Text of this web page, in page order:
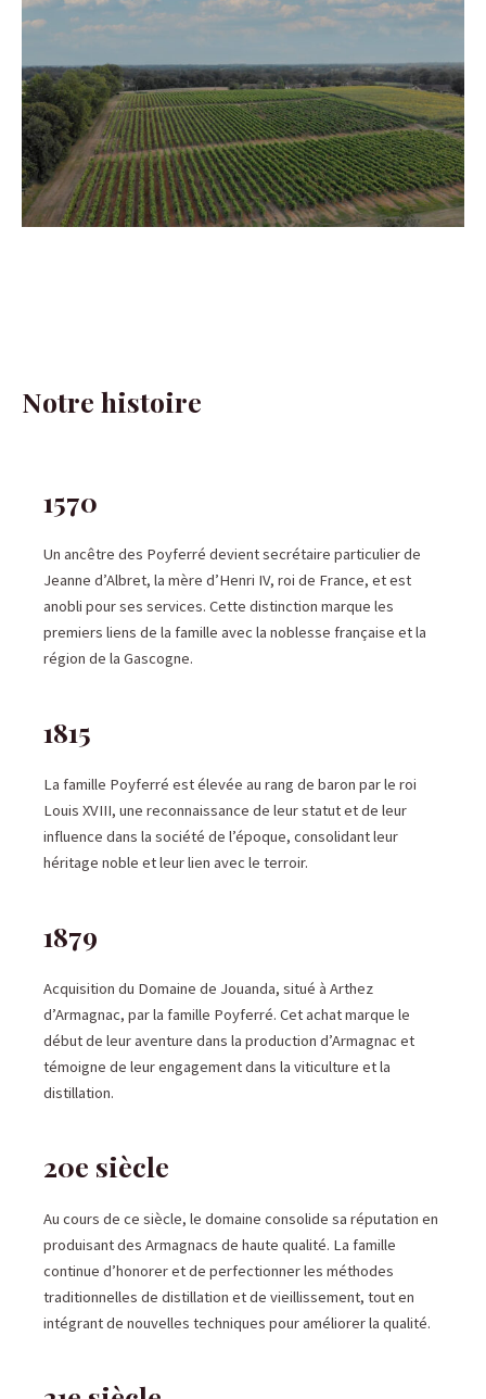
Notre histoire
1570
Un ancêtre des Poyferré devient secrétaire particulier de
Jeanne d’Albret, la mère d’Henri IV, roi de France, et est
anobli pour ses services. Cette distinction marque les
premiers liens de la famille avec la noblesse française et la
région de la Gascogne.
1815
La famille Poyferré est élevée au rang de baron par le roi
Louis XVIII, une reconnaissance de leur statut et de leur
influence dans la société de l’époque, consolidant leur
héritage noble et leur lien avec le terroir.
1879
Acquisition du Domaine de Jouanda, situé à Arthez
d’Armagnac, par la famille Poyferré. Cet achat marque le
début de leur aventure dans la production d’Armagnac et
témoigne de leur engagement dans la viticulture et la
distillation.
20e siècle
Au cours de ce siècle, le domaine consolide sa réputation en
produisant des Armagnacs de haute qualité. La famille
continue d’honorer et de perfectionner les méthodes
traditionnelles de distillation et de vieillissement, tout en
intégrant de nouvelles techniques pour améliorer la qualité.